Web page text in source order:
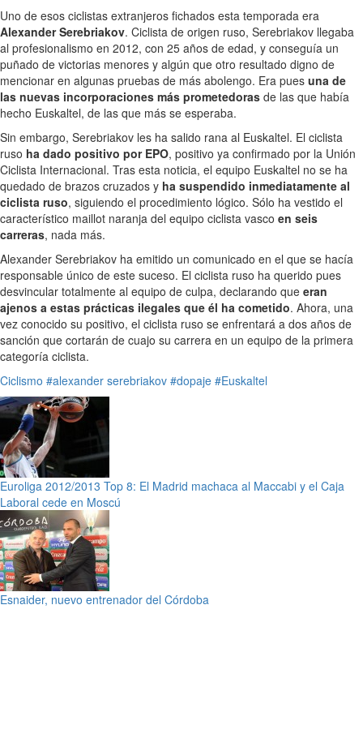
Uno de esos ciclistas extranjeros fichados esta temporada era
Alexander Serebriakov. Ciclista de origen ruso, Serebriakov llegaba
al profesionalismo en 2012, con 25 años de edad, y conseguía un
puñado de victorias menores y algún que otro resultado digno de
mencionar en algunas pruebas de más abolengo. Era pues una de
las nuevas incorporaciones más prometedoras de las que había
hecho Euskaltel, de las que más se esperaba.
Sin embargo, Serebriakov les ha salido rana al Euskaltel. El ciclista
ruso ha dado positivo por EPO, positivo ya confirmado por la Unión
Ciclista Internacional. Tras esta noticia, el equipo Euskaltel no se ha
quedado de brazos cruzados y ha suspendido inmediatamente al
ciclista ruso, siguiendo el procedimiento lógico. Sólo ha vestido el
característico maillot naranja del equipo ciclista vasco en seis
carreras, nada más.
Alexander Serebriakov ha emitido un comunicado en el que se hacía
responsable único de este suceso. El ciclista ruso ha querido pues
desvincular totalmente al equipo de culpa, declarando que eran
ajenos a estas prácticas ilegales que él ha cometido. Ahora, una
vez conocido su positivo, el ciclista ruso se enfrentará a dos años de
sanción que cortarán de cuajo su carrera en un equipo de la primera
categoría ciclista.
Ciclismo #alexander serebriakov #dopaje #Euskaltel
Euroliga 2012/2013 Top 8: El Madrid machaca al Maccabi y el Caja
Laboral cede en Moscú
Esnaider, nuevo entrenador del Córdoba